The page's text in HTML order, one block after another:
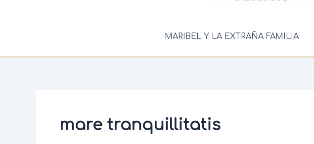
MARIBEL Y LA EXTRAÑA FAMILIA
mare tranquillitatis